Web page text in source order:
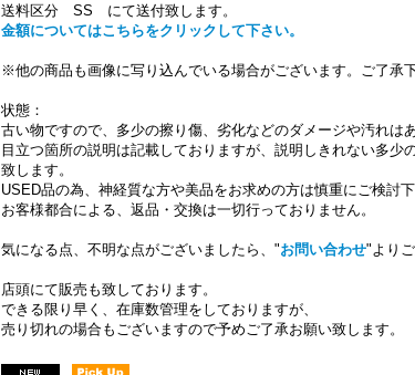
送料区分 SS にて送付致します。
金額についてはこちらをクリックして下さい。
※他の商品も画像に写り込んでいる場合がございます。ご了承下
状態：
古い物ですので、多少の擦り傷、劣化などのダメージや汚れはあ
目立つ箇所の説明は記載しておりますが、説明しきれない多
致します。
USED品の為、神経質な方や美品をお求めの方は慎重にご検討下
お客様都合による、返品・交換は一切行っておりません。
気になる点、不明な点がございましたら、"お問い合わせ"より
店頭にて販売も致しております。
できる限り早く、在庫数管理をしておりますが、
売り切れの場合もございますので予めご了承お願い致します。